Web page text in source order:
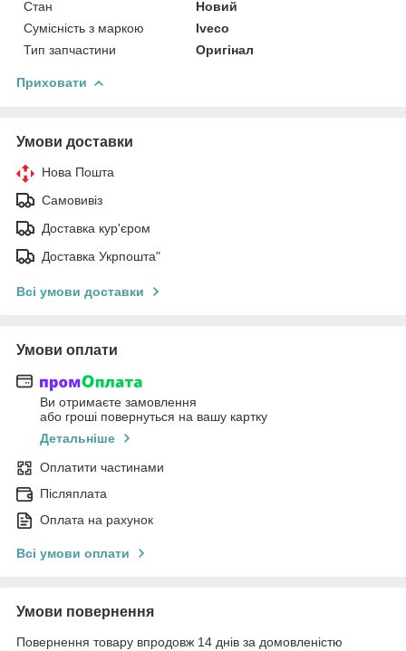
Стан
Новий
Сумісність з маркою
Iveco
Тип запчастини
Оригінал
Приховати
Умови доставки
Нова Пошта
Самовивіз
Доставка кур'єром
Доставка Укрпошта"
Всі умови доставки
Умови оплати
Ви отримаєте замовлення
або гроші повернуться на вашу картку
Детальніше
Оплатити частинами
Післяплата
Оплата на рахунок
Всі умови оплати
Умови повернення
Повернення товару впродовж 14 днів за домовленістю